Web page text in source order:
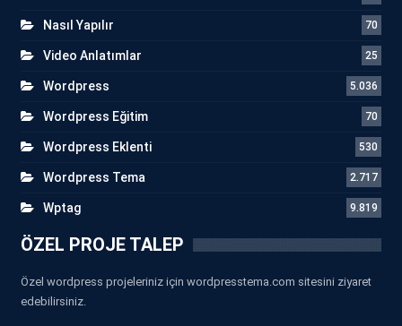
Nasıl Yapılır 70
Video Anlatımlar 25
Wordpress 5.036
Wordpress Eğitim 70
Wordpress Eklenti 530
Wordpress Tema 2.717
Wptag 9.819
ÖZEL PROJE TALEP
Özel wordpress projeleriniz için wordpresstema.com sitesini ziyaret
edebilirsiniz.